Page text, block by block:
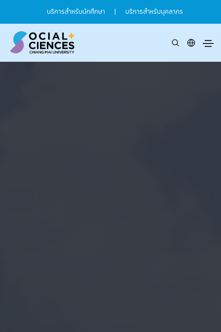
บริการสำหรับนักศึกษา | บริการสำหรับบุคลากร